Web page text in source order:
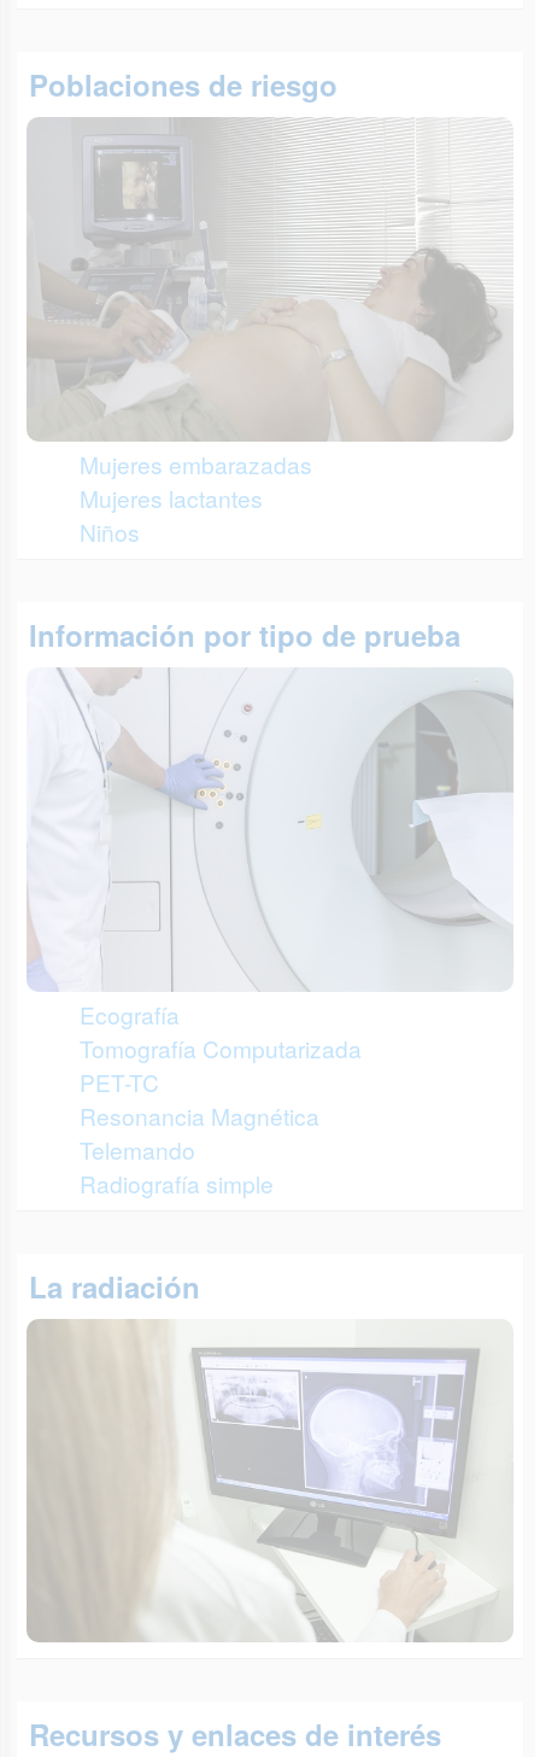
Poblaciones de riesgo
Mujeres embarazadas
Mujeres lactantes
Niños
Información por tipo de prueba
Ecografía
Tomografía Computarizada
PET-TC
Resonancia Magnética
Telemando
Radiografía simple
La radiación
Recursos y enlaces de interés